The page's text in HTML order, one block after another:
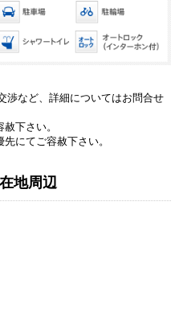
渉など、詳細についてはお問合せ
下さい。
にてご容赦下さい。
地周辺